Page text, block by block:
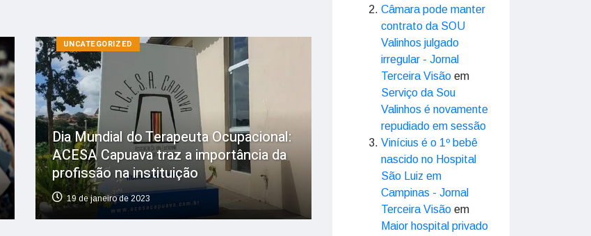
UNCATEGORIZED
Dia Mundial do Terapeuta Ocupacional:
ACESA Capuava traz a importância da
profissão na instituição
19 de janeiro de 2023
Câmara pode manter
contrato da SOU
Valinhos julgado
irregular - Jornal
Terceira Visão em
Serviço da Sou
Valinhos é novamente
repudiado em sessão
Vinícius é o 1º bebê
nascido no Hospital
São Luiz em
Campinas - Jornal
Terceira Visão em
Maior hospital privado